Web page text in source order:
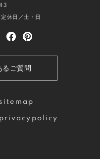
privacypolicy
定休日／土・日
るご質問